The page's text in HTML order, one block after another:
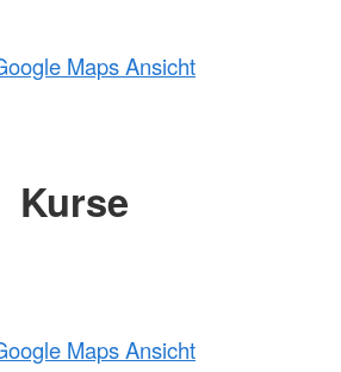
Maps Ansicht
Kurse
Maps Ansicht